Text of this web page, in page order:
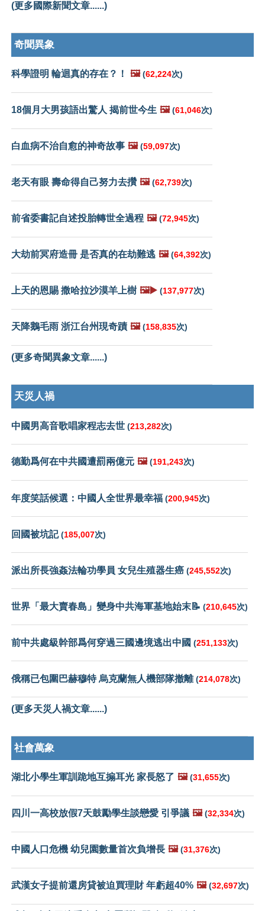
(更多國際新聞文章......)
奇聞異象
科學證明 輪迴真的存在？！ 🖼️ (62,224次)
18個月大男孩語出驚人 揭前世今生 🖼️ (61,046次)
白血病不治自愈的神奇故事 🖼️ (59,097次)
老天有眼 壽命得自己努力去攢 🖼️ (62,739次)
前省委書記自述投胎轉世全過程 🖼️ (72,945次)
大劫前冥府造冊 是否真的在劫難逃 🖼️ (64,392次)
上天的恩賜 撒哈拉沙漠羊上樹 🖼️▶️ (137,977次)
天降鵝毛雨 浙江台州現奇蹟 🖼️ (158,835次)
(更多奇聞異象文章......)
天災人禍
中國男高音歌唱家程志去世 (213,282次)
德勤爲何在中共國遭罰兩億元 🖼️ (191,243次)
年度笑話候選：中國人全世界最幸福 (200,945次)
回國被坑記(185,007次)
派出所長強姦法輪功學員 女兒生殖器生癌 (245,552次)
世界「最大賣春島」變身中共海軍基地始末📝 (210,645次)
前中共處級幹部爲何穿過三國邊境逃出中國 (251,133次)
俄稱已包圍巴赫穆特 烏克蘭無人機部隊撤離(214,078次)
(更多天災人禍文章......)
社會萬象
湖北小學生軍訓跪地互搧耳光 家長怒了 🖼️ (31,655次)
四川一高校放假7天鼓勵學生談戀愛 引爭議 🖼️ (32,334次)
中國人口危機 幼兒園數量首次負增長 🖼️ (31,376次)
武漢女子提前還房貸被迫買理財 年虧超40% 🖼️ (32,697次)